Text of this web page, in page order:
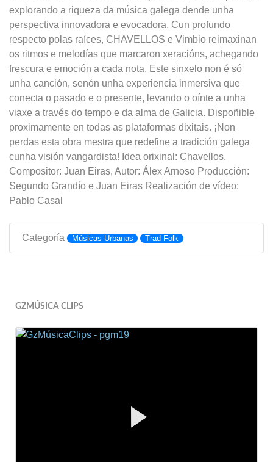
explorando a riqueza da música galega dende unha
perspectiva innovadora e evocadora. Cun profundo
respecto polas raíces, CHAVELLOS e Vimbio reimaxinan
os ritmos e melodías que marcaron xeracións, achegando
frescura e emoción a cada nota. Este sinxelo non é só
unha canción, senón unha experiencia inmersiva que
conecta o pasado e o presente, levando o oínte a unha
viaxe a través do tempo e da alma de Galicia. Dispoñible
proximamente en todas as plataformas dixitais. ¡Non
perdas esta obra mestra que redefine a tradición galega
cunha visión vangardista! Idea orixinal: Chavellos.
Compositor: Juan Eiras, Autor: Álex Arnoso Producción:
Segundo Grandío e Juan Eiras Realización de vídeo:
Pablo Casal
Categoría Músicas Urbanas Trad-Folk
GZMÚSICA CLIPS